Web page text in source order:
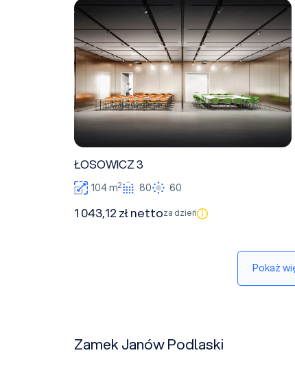
ŁOSOWICZ 3
ŁOSOWICZ 3
104 m2 80 60
1 043,12 zł nettoza dzień
Pokaż
Zamek Janów Podlaski